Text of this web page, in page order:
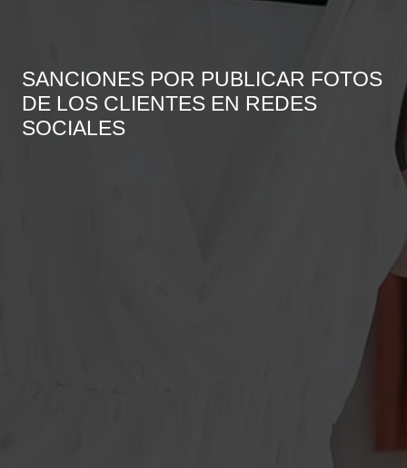
SANCIONES POR PUBLICAR FOTOS
DE LOS CLIENTES EN REDES
SOCIALES